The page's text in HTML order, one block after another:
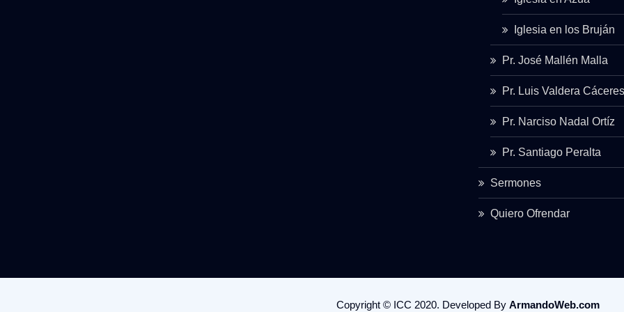
Iglesia en los Bruján
Pr. José Mallén Malla
Pr. Luis Valdera Cáceres
Pr. Narciso Nadal Ortíz
Pr. Santiago Peralta
Sermones
Quiero Ofrendar
Copyright © ICC 2020. Developed By ArmandoWeb.com